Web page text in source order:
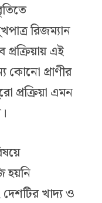
রিজম্যান
এই
কোনো প্রাণীর
প্রক্রিয়া এমন
হয়নি
খাদ্য ও